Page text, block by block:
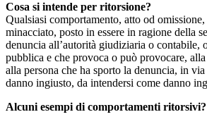
Cosa si intende per ritorsione?
Qualsiasi comportamento, atto od
minacciato, posto in essere in ragione della
denuncia all’autorità giudiziaria o contabile,
pubblica e che provoca o può provocare,
alla persona che ha sporto la denuncia, in
danno ingiusto, da intendersi come danno
Alcuni esempi di comportamenti ritorsivi?